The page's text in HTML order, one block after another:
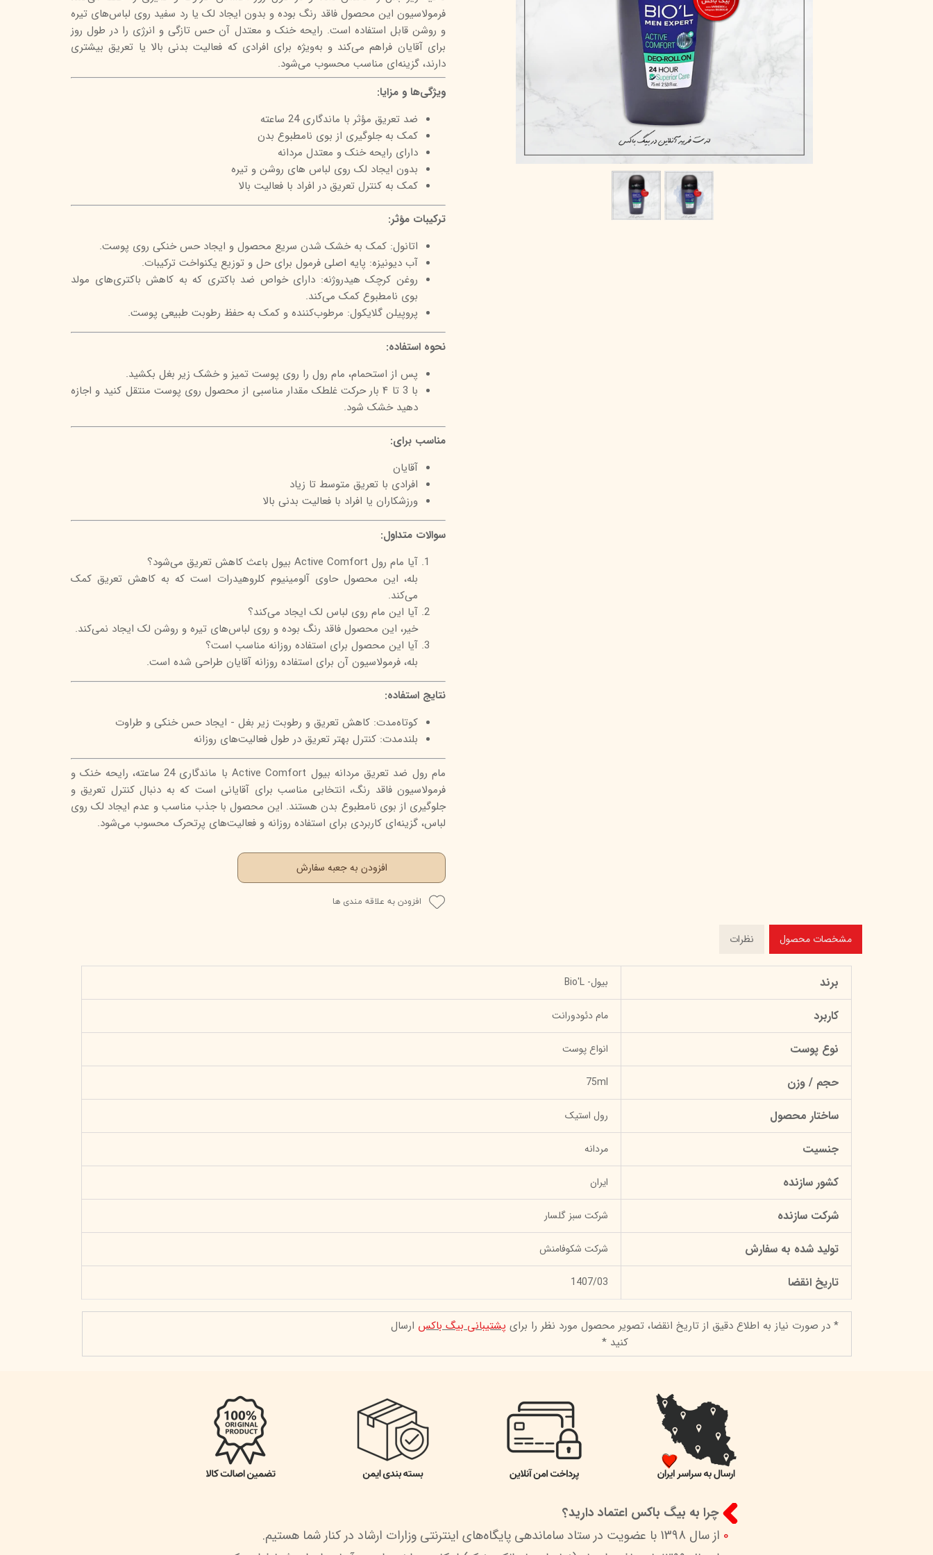
مراقبت چشم
شوینده صورت
ضد جوش و آکنه
ضد قارچ و باکتری
آبرسان و مرطوب کننده
پاک دارو
میکاپ رز
اکسپرتیج
آر یو آکی
شال کوین
اوک شاین
دیپ سنس
سون کوئین
ساین اسکین
لاکچری کوین
سلکشن سیتی
فرمولاسیون این محصول فاقد رنگ بوده و بدون ایجاد لک یا رد سفید روی لباس‌های تیره
و روشن قابل استفاده است. رایحه خنک و معتدل آن حس تازگی و انرژی را در طول روز
برای آقایان فراهم می‌کند و به‌ویژه برای افرادی که فعالیت بدنی بالا یا تعریق بیشتری
دارند، گزینه‌ای مناسب محسوب می‌شود.
ویژگی‌ها و مزایا:
ضد تعریق مؤثر با ماندگاری 24 ساعته
کمک به جلوگیری از بوی نامطبوع بدن
دارای رایحه خنک و معتدل مردانه
بدون ایجاد لک روی لباس های روشن و تیره
کمک به کنترل تعریق در افراد با فعالیت بالا
ترکیبات مؤثر:
اتانول: کمک به خشک شدن سریع محصول و ایجاد حس خنکی روی پوست.
آب دیونیزه: پایه اصلی فرمول برای حل و توزیع یکنواخت ترکیبات.
روغن کرچک هیدروژنه: دارای خواص ضد باکتری که به کاهش باکتری‌های مولد
بوی نامطبوع کمک می‌کند.
پروپیلن گلایکول: مرطوب‌کننده و کمک به حفظ رطوبت طبیعی پوست.
نحوه استفاده:
پس از استحمام، مام رول را روی پوست تمیز و خشک زیر بغل بکشید.
با 3 تا ۴ بار حرکت غلطک مقدار مناسبی از محصول روی پوست منتقل کنید و اجازه
دهید خشک شود.
مناسب برای:
آقایان
افرادی با تعریق متوسط تا زیاد
ورزشکاران یا افراد با فعالیت بدنی بالا
سوالات متداول:
آیا مام رول Active Comfort بیول باعث کاهش تعریق می‌شود؟
بله، این محصول حاوی آلومینیوم کلروهیدرات است که به کاهش تعریق کمک
می‌کند.
آیا این مام روی لباس لک ایجاد می‌کند؟
خیر، این محصول فاقد رنگ بوده و روی لباس‌های تیره و روشن لک ایجاد نمی‌کند.
آیا این محصول برای استفاده روزانه مناسب است؟
بله، فرمولاسیون آن برای استفاده روزانه آقایان طراحی شده است.
نتایج استفاده:
کوتاه‌مدت: کاهش تعریق و رطوبت زیر بغل - ایجاد حس خنکی و طراوت
بلندمدت: کنترل بهتر تعریق در طول فعالیت‌های روزانه
مام رول ضد تعریق مردانه بیول Active Comfort با ماندگاری 24 ساعته، رایحه خنک و
فرمولاسیون فاقد رنگ، انتخابی مناسب برای آقایانی است که به دنبال کنترل تعریق و
جلوگیری از بوی نامطبوع بدن هستند. این محصول با جذب مناسب و عدم ایجاد لک روی
لباس، گزینه‌ای کاربردی برای استفاده روزانه و فعالیت‌های پرتحرک محسوب می‌شود.
افزودن به جعبه سفارش
افزودن به علاقه مندی ها
مشخصات محصول نظرات
برند بیول- Bio'L
کاربرد مام دئودورانت
نوع پوست انواع پوست
حجم / وزن 75ml
ساختار محصول رول استیک
جنسیت مردانه
کشور سازنده ایران
شرکت سازنده شرکت سبز گلسار
تولید شده به سفارش شرکت شکوفامنش
تاریخ انقضا 1407/03
* در صورت نیاز به اطلاع دقیق از تاریخ انقضا، تصویر محصول مورد نظر را برای پشتیبانی بیگ باکس ارسال
کنید *
چرا به بیگ باکس اعتماد دارید؟
0 از سال 1398 با عضویت در ستاد ساماندهی پایگاه‌های اینترنتی وزارات ارشاد در کنار شما هستیم.